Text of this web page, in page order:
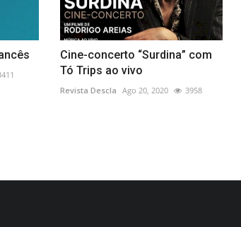
Cine-concerto “Surdina” com
Tó Trips ao vivo
Revista Descla Ago 20, 2020 3958